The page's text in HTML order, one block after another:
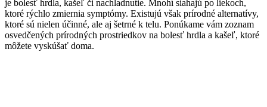
je bolesť hrdla, kašeľ či nachladnutie. Mnohí siahajú po liekoch,
ktoré rýchlo zmiernia symptómy. Existujú však prírodné alternatívy,
ktoré sú nielen účinné, ale aj šetrné k telu. Ponúkame vám zoznam
osvedčených prírodných prostriedkov na bolesť hrdla a kašeľ, ktoré
môžete vyskúšať doma.